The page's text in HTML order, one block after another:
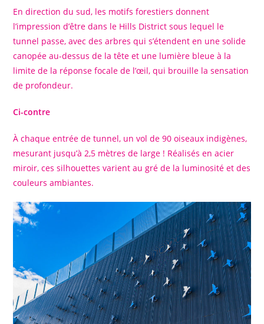
En direction du sud, les motifs forestiers donnent
l’impression d’être dans le Hills District sous lequel le
tunnel passe, avec des arbres qui s’étendent en une solide
canopée au-dessus de la tête et une lumière bleue à la
limite de la réponse focale de l’œil, qui brouille la sensation
de profondeur.
Ci-contre
À chaque entrée de tunnel, un vol de 90 oiseaux indigènes,
mesurant jusqu’à 2,5 mètres de large ! Réalisés en acier
miroir, ces silhouettes varient au gré de la luminosité et des
couleurs ambiantes.